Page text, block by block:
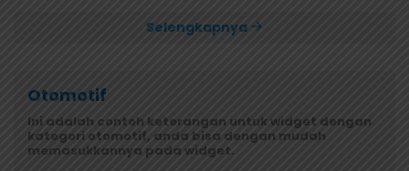
Selengkapnya
Otomotif
Ini adalah contoh keterangan untuk widget dengan
kategori otomotif, anda bisa dengan mudah
memasukkannya pada widget.